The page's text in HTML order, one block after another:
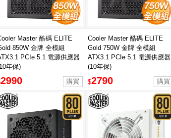
Master 酷碼 ELITE
850W 金牌 全模組
PCIe 5.1 電源供應器
年保)
2990
Cooler Master 酷碼 ELITE
Gold 750W 金牌 全模組
ATX3.1 PCIe 5.1 電源供應器
(10年保)
$2790